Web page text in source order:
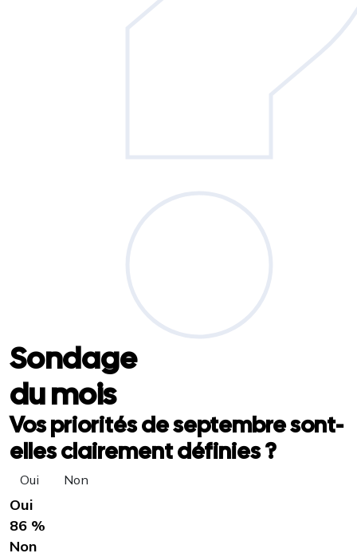
Sondage
du mois
Vos priorités de septembre sont-
elles clairement définies ?
Oui Non
Oui
86 %
Non